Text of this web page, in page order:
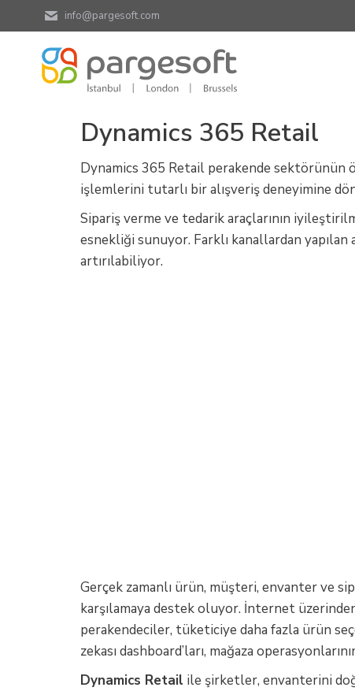
info@pargesoft.com
Dynamics 365 Retail
Dynamics 365 Retail perakende sektörünün
işlemlerini tutarlı bir alışveriş deneyimine
Sipariş verme ve tedarik araçlarının
esnekliği sunuyor. Farklı kanallardan
artırılabiliyor.
Gerçek zamanlı ürün, müşteri, envanter ve
karşılamaya destek oluyor. İnternet
perakendeciler, tüketiciye daha fazla ürün
zekası dashboard’ları, mağaza
Dynamics Retail ile şirketler, envanterini